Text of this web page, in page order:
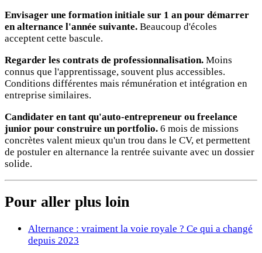
Envisager une formation initiale sur 1 an pour démarrer
en alternance l'année suivante. Beaucoup d'écoles
acceptent cette bascule.
Regarder les contrats de professionnalisation. Moins
connus que l'apprentissage, souvent plus accessibles.
Conditions différentes mais rémunération et intégration en
entreprise similaires.
Candidater en tant qu'auto-entrepreneur ou freelance
junior pour construire un portfolio. 6 mois de missions
concrètes valent mieux qu'un trou dans le CV, et permettent
de postuler en alternance la rentrée suivante avec un dossier
solide.
Pour aller plus loin
Alternance : vraiment la voie royale ? Ce qui a changé
depuis 2023